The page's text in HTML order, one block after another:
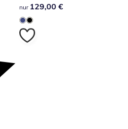
Preis: 69,99 €
129,00 €
nur 129,00 €